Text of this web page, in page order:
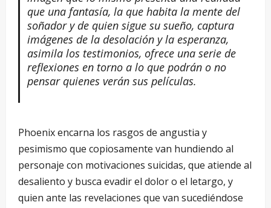
que una fantasía, la que habita la mente del
soñador y de quien sigue su sueño, captura
imágenes de la desolación y la esperanza,
asimila los testimonios, ofrece una serie de
reflexiones en torno a lo que podrán o no
pensar quienes verán sus películas.
Phoenix encarna los rasgos de angustia y
pesimismo que copiosamente van hundiendo al
personaje con motivaciones suicidas, que atiende al
desaliento y busca evadir el dolor o el letargo, y
quien ante las revelaciones que van sucediéndose